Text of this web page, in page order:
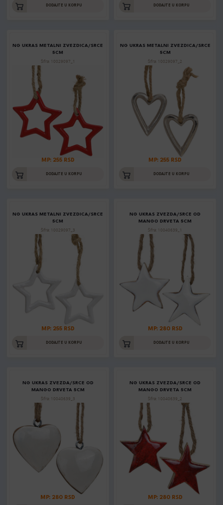
DODAJTE U KORPU DODAJTE U KORPU
NG UKRAS METALNI ZVEZDICA/SRCE
5CM
Šifra: 10029097_1
MP: 255 RSD
DODAJTE U KORPU
NG UKRAS METALNI ZVEZDICA/SRCE
5CM
Šifra: 10029097_2
MP: 255 RSD
DODAJTE U KORPU
NG UKRAS METALNI ZVEZDICA/SRCE
5CM
Šifra: 10029097_3
MP: 255 RSD
DODAJTE U KORPU
NG UKRAS ZVEZDA/SRCE OD
MANGO DRVETA 5CM
Šifra: 10040639_1
MP: 280 RSD
DODAJTE U KORPU
NG UKRAS ZVEZDA/SRCE OD
MANGO DRVETA 5CM
Šifra: 10040639_3
MP: 280 RSD
NG UKRAS ZVEZDA/SRCE OD
MANGO DRVETA 5CM
Šifra: 10040639_2
MP: 280 RSD